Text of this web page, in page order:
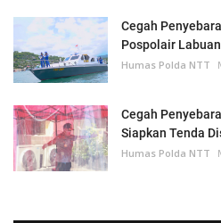
Cegah
Pospolair
Humas Polda NTT
Cegah
Siapkan Tenda
Humas Polda NTT